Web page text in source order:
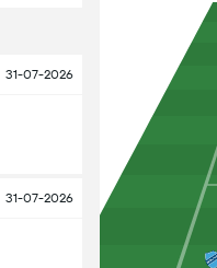
31-07-2026
31-07-2026